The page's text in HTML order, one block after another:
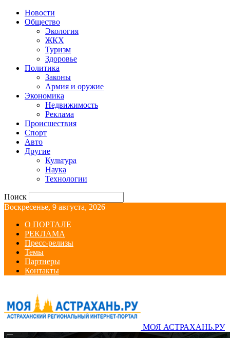
Новости
Общество
Экология
ЖКХ
Туризм
Здоровье
Политика
Законы
Армия и оружие
Экономика
Недвижимость
Реклама
Происшествия
Спорт
Авто
Другие
Культура
Наука
Технологии
Поиск
Воскресенье, 9 августа, 2026
О ПОРТАЛЕ
РЕКЛАМА
Пресс-релизы
Темы
Партнеры
Контакты
МОЯ АСТРАХАНЬ.РУ